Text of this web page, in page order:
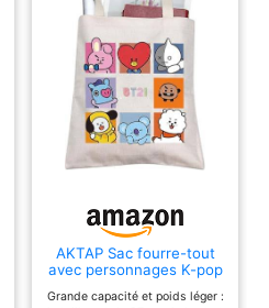
AKTAP Sac fourre-tout
avec personnages K-pop
pour les fans de l'armée
Grande capacité et poids léger :